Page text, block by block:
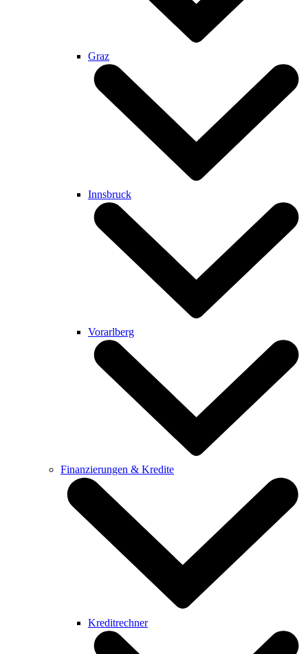
Graz
Innsbruck
Vorarlberg
Finanzierungen & Kredite
Kreditrechner